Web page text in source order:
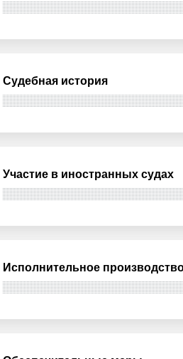
Судебная история
Участие в иностранных судах
Исполнительное